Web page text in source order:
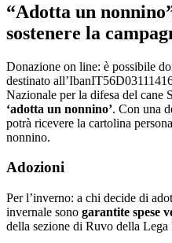
“Adotta un
sostenere la
Donazione on line: è possibile
destinato
Nazionale per la difesa del cane
‘adotta un nonnino’. Con una
potrà ricevere la cartolina
nonnino.
Adozioni
Per l’inverno: a chi decide di
invernale sono garantite spese
della sezione di Ruvo della